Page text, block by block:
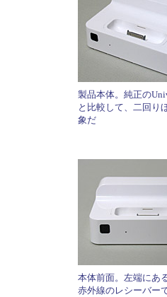
製品本体。純正の
と比較して、二回り
象だ
本体前面。左端にあ
赤外線のレシーバー